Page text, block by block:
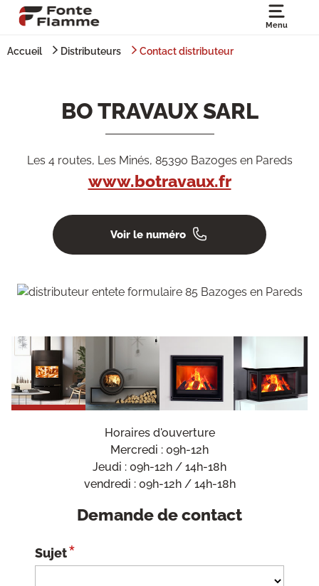
Menu
Accueil Distributeurs Contact distributeur
BO TRAVAUX SARL
Les 4 routes, Les Minés, 85390 Bazoges en Pareds
www.botravaux.fr
Voir le numéro
Horaires d'ouverture
Mercredi : 09h-12h
Jeudi : 09h-12h / 14h-18h
vendredi : 09h-12h / 14h-18h
Demande de contact
Sujet*